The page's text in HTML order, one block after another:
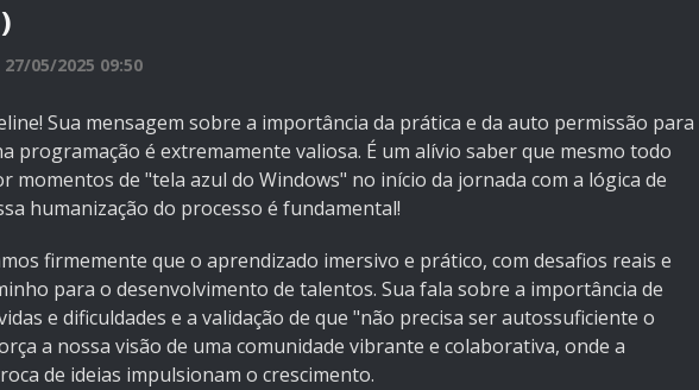
05/2025 09:50
Sua mensagem sobre a importância da prática e da auto permissão para
programação é extremamente valiosa. É um alívio saber que mesmo todo
momentos de "tela azul do Windows" no início da jornada com a lógica de
humanização do processo é fundamental!
firmemente que o aprendizado imersivo e prático, com desafios reais e
para o desenvolvimento de talentos. Sua fala sobre a importância de
e dificuldades e a validação de que "não precisa ser autossuficiente o
a nossa visão de uma comunidade vibrante e colaborativa, onde a
de ideias impulsionam o crescimento.